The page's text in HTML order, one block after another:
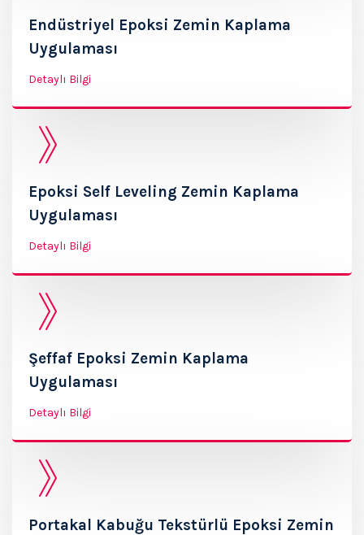
Endüstriyel Epoksi Zemin Kaplama
Uygulaması
Detaylı Bilgi
Epoksi Self Leveling Zemin Kaplama
Uygulaması
Detaylı Bilgi
Şeffaf Epoksi Zemin Kaplama
Uygulaması
Detaylı Bilgi
Portakal Kabuğu Tekstürlü Epoksi Zemin